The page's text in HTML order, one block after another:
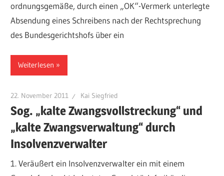
ordnungsgemäße, durch einen „OK“-Vermerk unterlegte
Absendung eines Schreibens nach der Rechtsprechung
des Bundesgerichtshofs über ein
Weiterlesen
22. November 2011 Kai Siegfried
Sog. „kalte Zwangsvollstreckung“ und
„kalte Zwangsverwaltung“ durch
Insolvenzverwalter
1. Veräußert ein Insolvenzverwalter ein mit einem